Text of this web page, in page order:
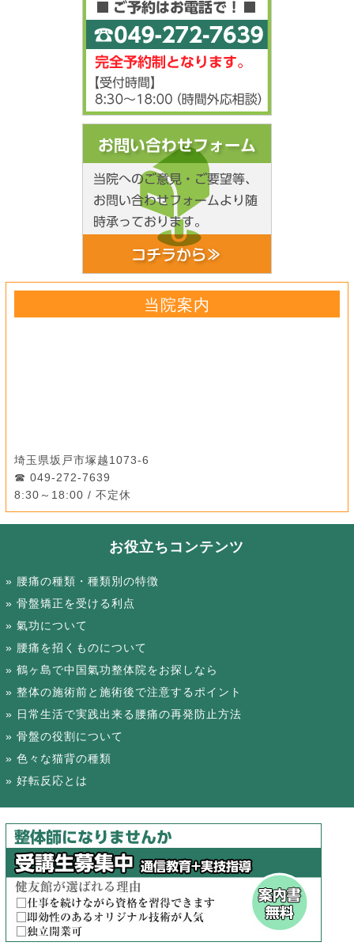
当院案内
埼玉県坂戸市塚越1073-6
049-272-7639
8:30～18:00 / 不定休
お役立ちコンテンツ
腰痛の種類・種類別の特徴
骨盤矯正を受ける利点
氣功について
腰痛を招くものについて
鶴ヶ島で中国氣功整体院をお探しなら
整体の施術前と施術後で注意するポイント
日常生活で実践出来る腰痛の再発防止方法
骨盤の役割について
色々な猫背の種類
好転反応とは